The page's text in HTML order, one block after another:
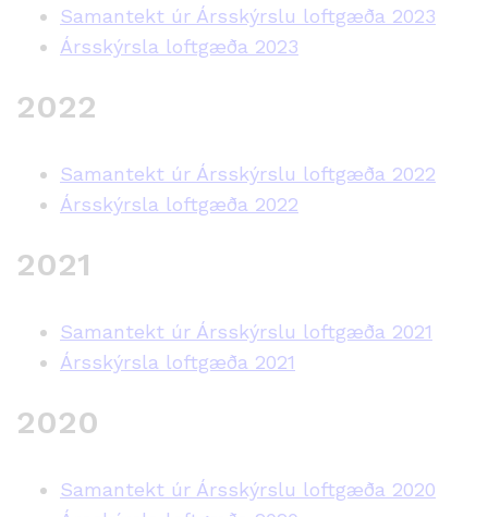
Samantekt úr Ársskýrslu loftgæða 2023
Ársskýrsla loftgæða 2023
2022
Samantekt úr Ársskýrslu loftgæða 2022
Ársskýrsla loftgæða 2022
2021
Samantekt úr Ársskýrslu loftgæða 2021
Ársskýrsla loftgæða 2021
2020
Samantekt úr Ársskýrslu loftgæða 2020